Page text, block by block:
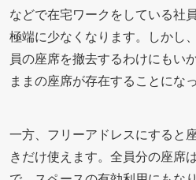
などで在宅ワークをしている社
極端に少なくなります。しかし
員の座席を撤去するわけにもい
ままの座席が存在することにな
一方、フリーアドレスにすると
きだけ使えます。全員分の座席